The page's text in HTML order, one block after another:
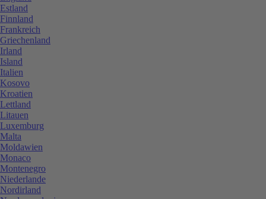
Estland
Finnland
Frankreich
Griechenland
Irland
Island
Italien
Kosovo
Kroatien
Lettland
Litauen
Luxemburg
Malta
Moldawien
Monaco
Montenegro
Niederlande
Nordirland